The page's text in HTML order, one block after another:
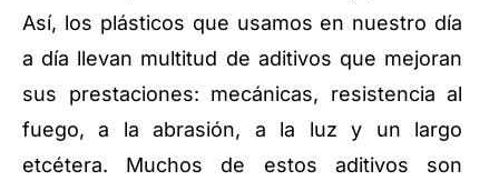
Así, los plásticos que usamos en nuestro día
a día llevan multitud de aditivos que mejoran
sus prestaciones: mecánicas, resistencia al
fuego, a la abrasión, a la luz y un largo
etcétera. Muchos de estos aditivos son